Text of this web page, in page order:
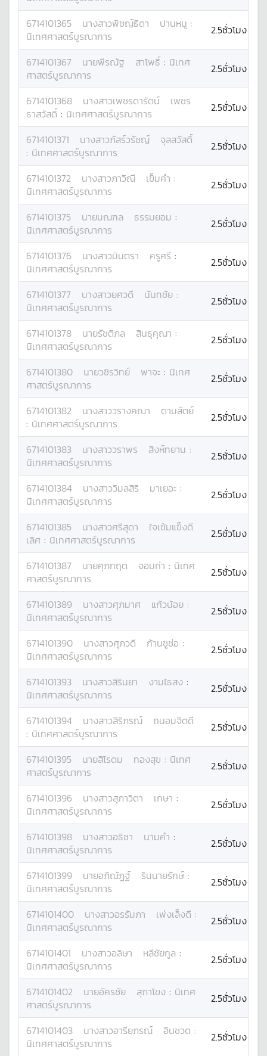
6714101365
นางสาวพิชญ์ธิดา ปานหนู :
นิเทศศาสตร์บูรณาการ
2.5ชั่วโมง
6714101367 นายพีรณัฐ สาโพธิ์ : นิเทศ
ศาสตร์บูรณาการ
2.5ชั่วโมง
6714101368 นางสาวเพชรดารัตน์
เพชร
ธาสวัสดิ์ : นิเทศศาสตร์บูรณาการ 2.5ชั่วโมง
6714101371 นางสาวภัสร์วรัชญ์
จุลสวัสดิ์
: นิเทศศาสตร์บูรณาการ 2.5ชั่วโมง
6714101372 นางสาวภาวิณี เข็มคำ :
นิเทศศาสตร์บูรณาการ
2.5ชั่วโมง
6714101375 นายมณฑล ธรรมยอม :
นิเทศศาสตร์บูรณาการ
2.5ชั่วโมง
6714101376 นางสาวมินตรา ครูศรี :
นิเทศศาสตร์บูรณาการ
2.5ชั่วโมง
6714101377 นางสาวยศวดี นันทชัย :
นิเทศศาสตร์บูรณาการ
2.5ชั่วโมง
6714101378 นายรัชติภล สินธุคุณา :
นิเทศศาสตร์บูรณาการ
2.5ชั่วโมง
6714101380 นายวชิรวิทย์ พาจะ : นิเทศ
ศาสตร์บูรณาการ
2.5ชั่วโมง
6714101382 นางสาววรางคณา
ตามสัตย์
: นิเทศศาสตร์บูรณาการ 2.5ชั่วโมง
6714101383 นางสาววราพร สิงห์ทยาน :
นิเทศศาสตร์บูรณาการ
2.5ชั่วโมง
6714101384 นางสาววิมลสิริ มาเยอะ :
นิเทศศาสตร์บูรณาการ
2.5ชั่วโมง
6714101385 นางสาวศรีสุดา
ใจเข้มแข็งดี
เลิศ : นิเทศศาสตร์บูรณาการ 2.5ชั่วโมง
6714101387 นายศุภกฤต จอมก่า : นิเทศ
ศาสตร์บูรณาการ
2.5ชั่วโมง
6714101389 นางสาวศุภมาศ แก้วน้อย :
นิเทศศาสตร์บูรณาการ
2.5ชั่วโมง
6714101390 นางสาวศุภวดี ก้านชูช่อ :
นิเทศศาสตร์บูรณาการ
2.5ชั่วโมง
6714101393 นางสาวสิรินยา งามไธสง :
นิเทศศาสตร์บูรณาการ
2.5ชั่วโมง
6714101394 นางสาวสิริภรณ์
ถนอมจิตดี
: นิเทศศาสตร์บูรณาการ 2.5ชั่วโมง
6714101395 นายสิโรดม ทองสุข : นิเทศ
ศาสตร์บูรณาการ
2.5ชั่วโมง
6714101396 นางสาวสุภาวิตา เกษา :
นิเทศศาสตร์บูรณาการ
2.5ชั่วโมง
6714101398 นางสาวอธิชา นามคำ :
นิเทศศาสตร์บูรณาการ
2.5ชั่วโมง
6714101399 นายอภิณัฏฐ์ รินนายรักษ์ :
นิเทศศาสตร์บูรณาการ
2.5ชั่วโมง
6714101400 นางสาวอรรัมภา เพ่งเล็งดี :
นิเทศศาสตร์บูรณาการ
2.5ชั่วโมง
6714101401 นางสาวอลิษา หลีชัยกูล :
นิเทศศาสตร์บูรณาการ
2.5ชั่วโมง
6714101402 นายอัครชัย สุภาโขง : นิเทศ
ศาสตร์บูรณาการ
2.5ชั่วโมง
6714101403 นางสาวอารียภรณ์ อินชวด :
นิเทศศาสตร์บูรณาการ
2.5ชั่วโมง